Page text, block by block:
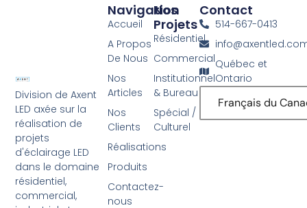
Division de Axent
LED axée sur la
réalisation de
projets
d'éclairage LED
dans le domaine
résidentiel,
commercial,
Nos
Projets
Résidentiel
Commercial
Institutionnel
& Bureau
Spécial /
Culturel
Navigation
Accueil
A Propos
De Nous
Nos
Articles
Nos
Clients
Réalisations
Produits
Contactez-
nous
Contact
514-667-0413
Québec et
Ontario
Français du